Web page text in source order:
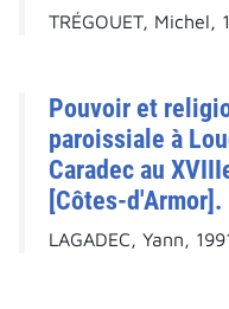
TRÉGOUET, Michel,
Pouvoir et
paroissiale à
Caradec au
[Côtes-d'Armor].
LAGADEC, Yann,